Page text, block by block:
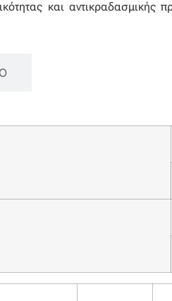
και αντικραδασμικής